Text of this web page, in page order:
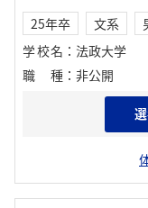
25年卒 文系
学校名 ： 法政大学
職種 ： 非公開